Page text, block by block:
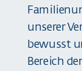
unserer
bewusst
Bereich